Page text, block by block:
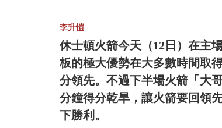
李升愷
休士頓火箭今天（12日）在主
板的極大優勢在大多數時間取
分領先。不過下半場火箭「大
分鐘得分乾旱，讓火箭要回領
下勝利。